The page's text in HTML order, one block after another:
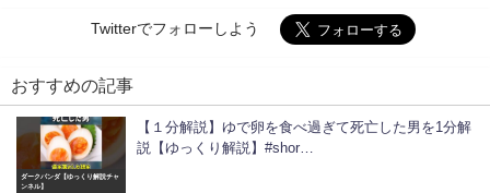
Twitterでフォローしよう
おすすめの記事
ダークパンダ【ゆっくり解説チャ
ンネル】
【１分解説】ゆで卵を食べ過ぎて死亡した男を1分解
説【ゆっくり解説】#shor…